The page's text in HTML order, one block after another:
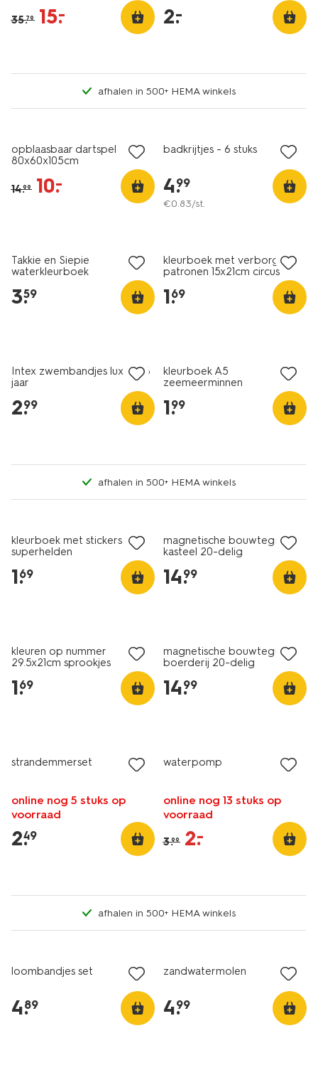
35.79 15.
– 2.
–
afhalen in 500+ HEMA winkels
opblaasbaar dartspel
80x60x105cm
14.99 10.
–
badkrijtjes - 6 stuks
4.
99
€0.83/st.
Takkie en Siepie
waterkleurboek
3.
59
kleurboek met verborgen
patronen 15x21cm circus
1.
69
Intex zwembandjes luxe 3-6
jaar
2.
99
kleurboek A5
zeemeerminnen
1.
99
afhalen in 500+ HEMA winkels
kleurboek met stickers A5
superhelden
1.
69
magnetische bouwtegels
kasteel 20-delig
14.
99
kleuren op nummer
29.5x21cm sprookjes
1.
69
magnetische bouwtegels
boerderij 20-delig
14.
99
strandemmerset
online nog 5 stuks op
voorraad
2.
49
waterpomp
online nog 13 stuks op
voorraad
3.99 2.
–
afhalen in 500+ HEMA winkels
loombandjes set
4.
89
zandwatermolen
4.
99